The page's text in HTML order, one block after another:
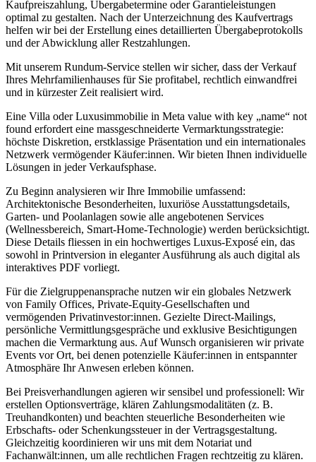
Kaufpreiszahlung, Übergabetermine oder Garantieleistungen
optimal zu gestalten. Nach der Unterzeichnung des Kaufvertrags
helfen wir bei der Erstellung eines detaillierten Übergabeprotokolls
und der Abwicklung aller Restzahlungen.
Mit unserem Rundum-Service stellen wir sicher, dass der Verkauf
Ihres Mehrfamilienhauses für Sie profitabel, rechtlich einwandfrei
und in kürzester Zeit realisiert wird.
Eine Villa oder Luxusimmobilie in Meta value with key „name“ not
found erfordert eine massgeschneiderte Vermarktungsstrategie:
höchste Diskretion, erstklassige Präsentation und ein internationales
Netzwerk vermögender Käufer:innen. Wir bieten Ihnen individuelle
Lösungen in jeder Verkaufsphase.
Zu Beginn analysieren wir Ihre Immobilie umfassend:
Architektonische Besonderheiten, luxuriöse Ausstattungsdetails,
Garten- und Poolanlagen sowie alle angebotenen Services
(Wellnessbereich, Smart-Home-Technologie) werden berücksichtigt.
Diese Details fliessen in ein hochwertiges Luxus-Exposé ein, das
sowohl in Printversion in eleganter Ausführung als auch digital als
interaktives PDF vorliegt.
Für die Zielgruppenansprache nutzen wir ein globales Netzwerk
von Family Offices, Private-Equity-Gesellschaften und
vermögenden Privatinvestor:innen. Gezielte Direct-Mailings,
persönliche Vermittlungsgespräche und exklusive Besichtigungen
machen die Vermarktung aus. Auf Wunsch organisieren wir private
Events vor Ort, bei denen potenzielle Käufer:innen in entspannter
Atmosphäre Ihr Anwesen erleben können.
Bei Preisverhandlungen agieren wir sensibel und professionell: Wir
erstellen Optionsverträge, klären Zahlungsmodalitäten (z. B.
Treuhandkonten) und beachten steuerliche Besonderheiten wie
Erbschafts- oder Schenkungssteuer in der Vertragsgestaltung.
Gleichzeitig koordinieren wir uns mit dem Notariat und
Fachanwält:innen, um alle rechtlichen Fragen rechtzeitig zu klären.